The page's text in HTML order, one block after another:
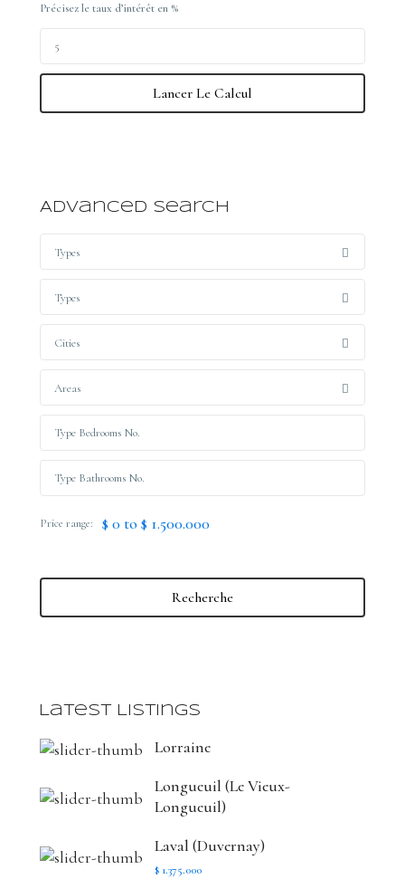
Précisez le taux d’intérêt en %
Lancer Le Calcul
Advanced Search
Types
Types
Cities
Areas
Price range: $ 0 to $ 1.500.000
Recherche
Latest Listings
Lorraine
Longueuil (Le Vieux-
Longueuil)
Laval (Duvernay)
$ 1.375.000